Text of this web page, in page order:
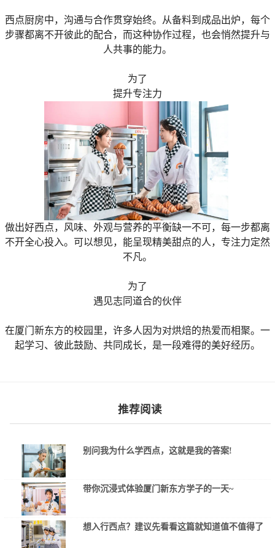
西点厨房中，沟通与合作贯穿始终。从备料到成品出炉，每个
步骤都离不开彼此的配合，而这种协作过程，也会悄然提升与
人共事的能力。
为了
提升专注力
做出好西点，风味、外观与营养的平衡缺一不可，每一步都离
不开全心投入。可以想见，能呈现精美甜点的人，专注力定然
不凡。
为了
遇见志同道合的伙伴
在厦门新东方的校园里，许多人因为对烘焙的热爱而相聚。一
起学习、彼此鼓励、共同成长，是一段难得的美好经历。
推荐阅读
别问我为什么学西点，这就是我的答案!
带你沉浸式体验厦门新东方学子的一天~
想入行西点？建议先看看这篇就知道值不值得了